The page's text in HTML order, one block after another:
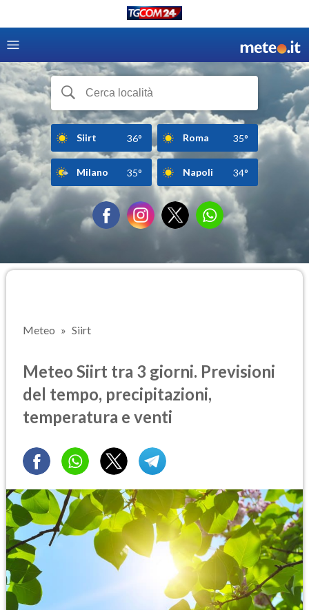
Siirt 36° Roma 35°
Milano 35° Napoli 34°
Meteo Siirt
Meteo Siirt tra 3 giorni. Previsioni
del tempo, precipitazioni,
temperatura e venti